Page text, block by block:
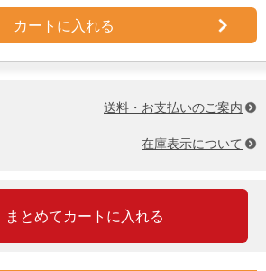
カートに入れる
送料・お支払いのご案内
在庫表示について
まとめてカートに入れる